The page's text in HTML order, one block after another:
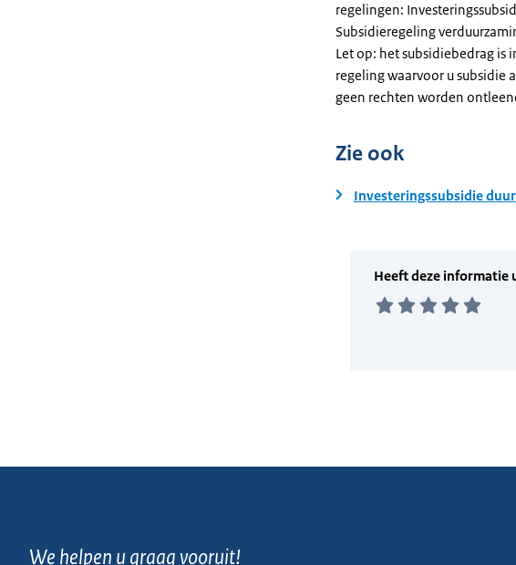
regelingen:
Subsidieregeling
Let op: het subsidiebedrag is
regeling waarvoor u subsidie
geen rechten worden
Zie ook
Investeringssubsidie
We helpen u graag vooruit!